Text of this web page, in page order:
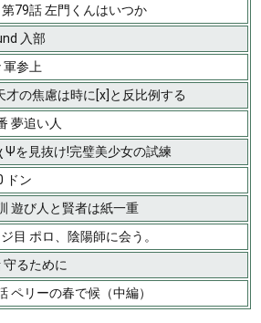
第79話 左門くんはいつか
入部
参上
才の焦慮は時に[x]と反比例する
夢追い人
Ψを見抜け!完璧美少女の試練
ドン
遊び人と賢者は紙一重
目 ポロ、陰陽師に会う。
守るために
ペリーの春で候（中編）